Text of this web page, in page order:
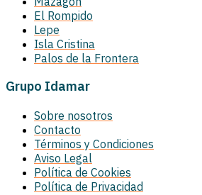
El Rompido
Lepe
Isla Cristina
Palos de la Frontera
Grupo Idamar
Sobre nosotros
Contacto
Términos y Condiciones
Aviso Legal
Política de Cookies
Política de Privacidad